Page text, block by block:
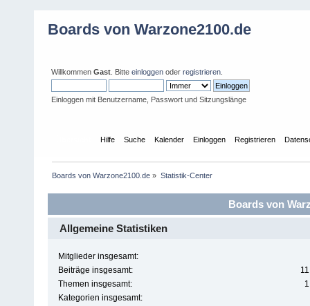
Boards von Warzone2100.de
Willkommen Gast . Bitte einloggen oder registrieren
Einloggen mit Benutzername, Passwort und Sitzungslänge
Hilfe Suche Kalender Einloggen Registrieren
Boards von Warzone2100.de » Statistik-Center
Boards von
Allgemeine Statistiken
Mitglieder insgesamt:
Beiträge insgesamt:
Themen insgesamt:
Kategorien insgesamt: